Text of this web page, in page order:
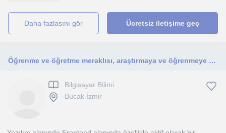
daha fazlasını gör Ücretsiz iletişime geç
Öğrenme ve öğretme meraklısı, araştırmaya ve öğrenmeye aç bir kişiyimdir
Bilgisayar Bilimi
Bucak İzmir